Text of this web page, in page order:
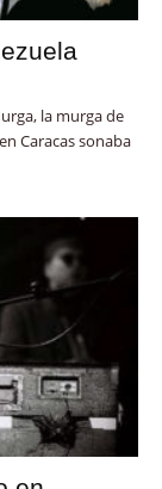
la murga de
Caracas sonaba